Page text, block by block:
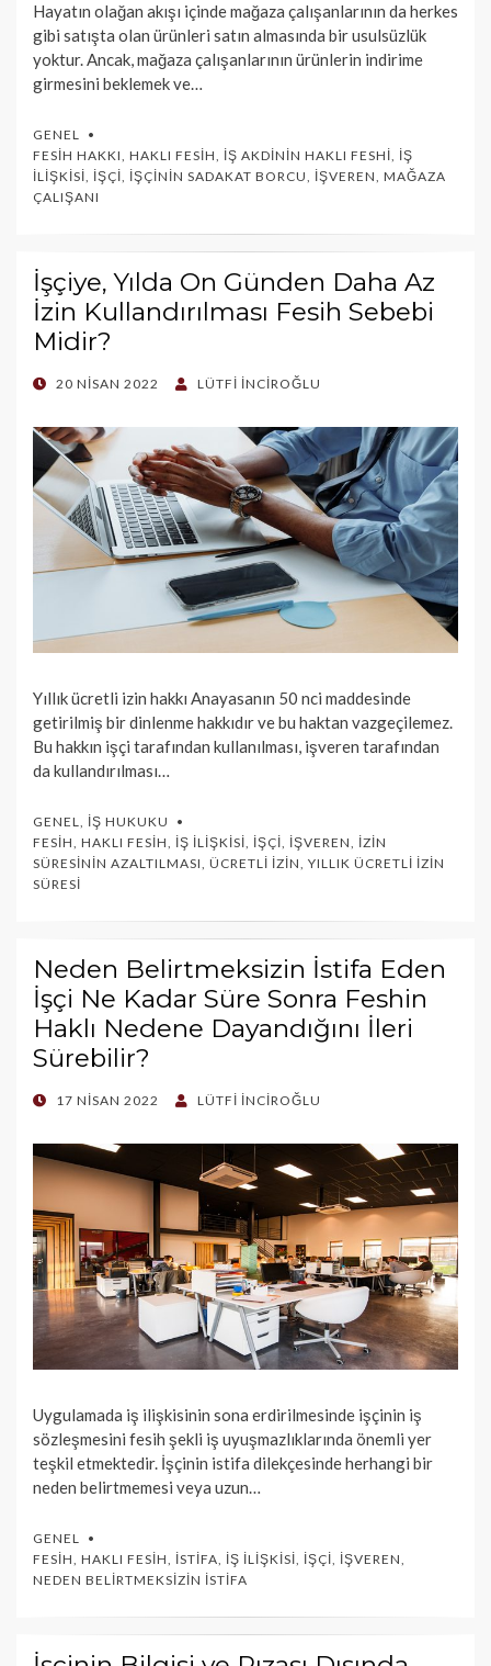
Hayatın olağan akışı içinde mağaza çalışanlarının da herkes
gibi satışta olan ürünleri satın almasında bir usulsüzlük
yoktur. Ancak, mağaza çalışanlarının ürünlerin indirime
girmesini beklemek ve…
GENEL
FESIH HAKKI, HAKLI FESIH, İŞ AKDININ HAKLI FESHI, İŞ
İLIŞKISI, İŞÇI, İŞÇININ SADAKAT BORCU, İŞVEREN, MAĞAZA
ÇALIŞANI
İşçiye, Yılda On Günden Daha Az
İzin Kullandırılması Fesih Sebebi
Midir?
POSTED
20 NISAN 2022 LÜTFI İNCIROĞLU
Yıllık ücretli izin hakkı Anayasanın 50 nci maddesinde
getirilmiş bir dinlenme hakkıdır ve bu haktan vazgeçilemez.
Bu hakkın işçi tarafından kullanılması, işveren tarafından
da kullandırılması…
GENEL
İŞ HUKUKU
FESIH HAKLI FESIH İŞ İLIŞKISI İŞÇI İŞVEREN
İZIN
SÜRESININ AZALTILMASI ÜCRETLI İZIN YILLIK ÜCRETLI İZIN
SÜRESI
Neden Belirtmeksizin İstifa Eden
İşçi Ne Kadar Süre Sonra Feshin
Haklı Nedene Dayandığını İleri
Sürebilir?
POSTED17 NISAN 2022 LÜTFI İNCIROĞLU
Uygulamada iş ilişkisinin sona erdirilmesinde işçinin iş
sözleşmesini fesih şekli iş uyuşmazlıklarında önemli yer
teşkil etmektedir. İşçinin istifa dilekçesinde herhangi bir
neden belirtmemesi veya uzun…
GENEL
FESIH HAKLI FESIH İSTIFA İŞ İLIŞKISI İŞÇI İŞVEREN
NEDEN BELIRTMEKSIZIN İSTIFA